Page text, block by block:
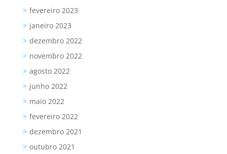
fevereiro 2023
janeiro 2023
dezembro 2022
novembro 2022
agosto 2022
junho 2022
maio 2022
fevereiro 2022
dezembro 2021
outubro 2021